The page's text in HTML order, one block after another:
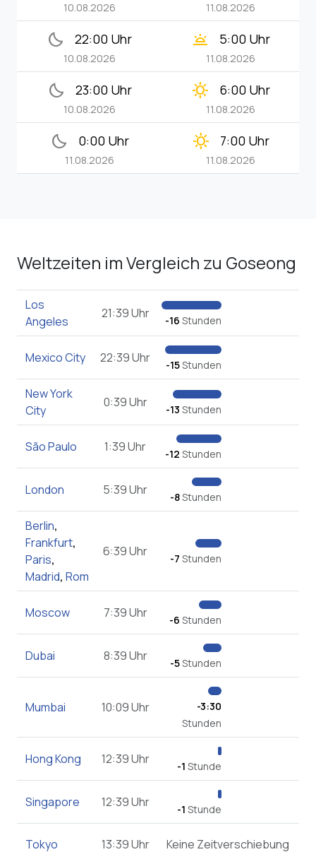
10.08.2026 11.08.2026
bedtime 22:00 Uhr
10.08.2026
wb_twilight 5:00 Uhr
11.08.2026
bedtime 23:00 Uhr
10.08.2026
clear_day 6:00 Uhr
11.08.2026
bedtime 0:00 Uhr
11.08.2026
clear_day 7:00 Uhr
11.08.2026
Weltzeiten im Vergleich zu Goseong
Los
Angeles
21:39 Uhr -16 Stunden
Mexico City 22:39 Uhr -15Stunden
New York
City
0:39 Uhr -13 Stunden
São Paulo 1:39 Uhr -12 Stunden
London 5:39 Uhr -8Stunden
Berlin,
Frankfurt,
Paris,
Madrid, Rom
6:39 Uhr -7 Stunden
Moscow 7:39 Uhr -6 Stunden
Dubai 8:39 Uhr -5Stunden
Mumbai 10:09 Uhr
-3:30
Stunden
Hong Kong 12:39 Uhr -1 Stunde
Singapore 12:39 Uhr -1 Stunde
Tokyo 13:39 Uhr Keine Zeitverschiebung